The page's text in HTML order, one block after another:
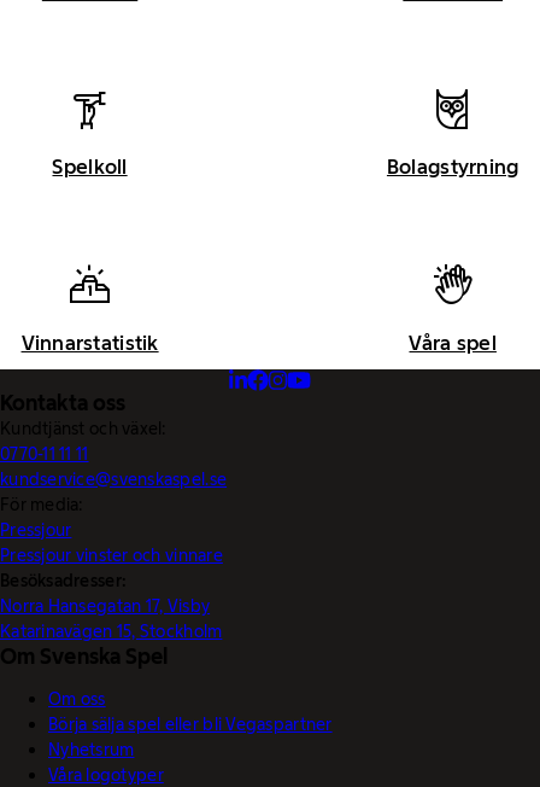
Spelkoll Bolagstyrning
Vinnarstatistik Våra spel
Kontakta oss
Kundtjänst och växel:
0770-11 11 11
kundservice@svenskaspel.se
För media:
Pressjour
Pressjour vinster och vinnare
Besöksadresser:
Norra Hansegatan 17, Visby
Katarinavägen 15, Stockholm
Om Svenska Spel
Om oss
Börja sälja spel eller bli Vegaspartner
Nyhetsrum
Våra logotyper